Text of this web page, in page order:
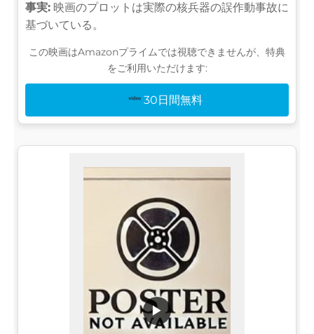
事実: 映画のプロットは実際の核兵器の誤作動事故に
基づいている。
この映画はAmazonプライムでは視聴できませんが、特典
をご利用いただけます:
30日間無料
▶